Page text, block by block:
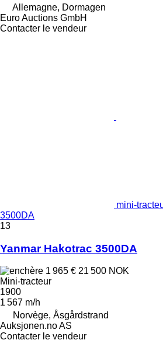
Allemagne, Dormagen
Euro Auctions GmbH
Contacter le vendeur
mini-
3500DA
13
Yanmar Hakotrac 3500DA
1 965 € 21 500 NOK
Mini-tracteur
1900
1 567 m/h
Norvège, Åsgårdstrand
Auksjonen.no AS
Contacter le vendeur